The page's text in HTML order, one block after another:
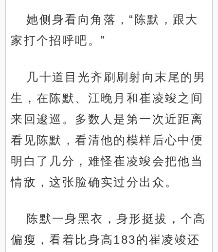
她侧身看向角落，“陈默，跟大
家打个招呼吧。”
几十道目光齐刷刷射向末尾的男
生，在陈默、江晚月和崔凌竣之间
来回逡巡。多数人是第一次近距离
看见陈默，看清他的模样后心中便
明白了几分，难怪崔凌竣会把他当
情敌，这张脸确实过分出众。
陈默一身黑衣，身形挺拔，个高
偏瘦，看着比身高183的崔凌竣还